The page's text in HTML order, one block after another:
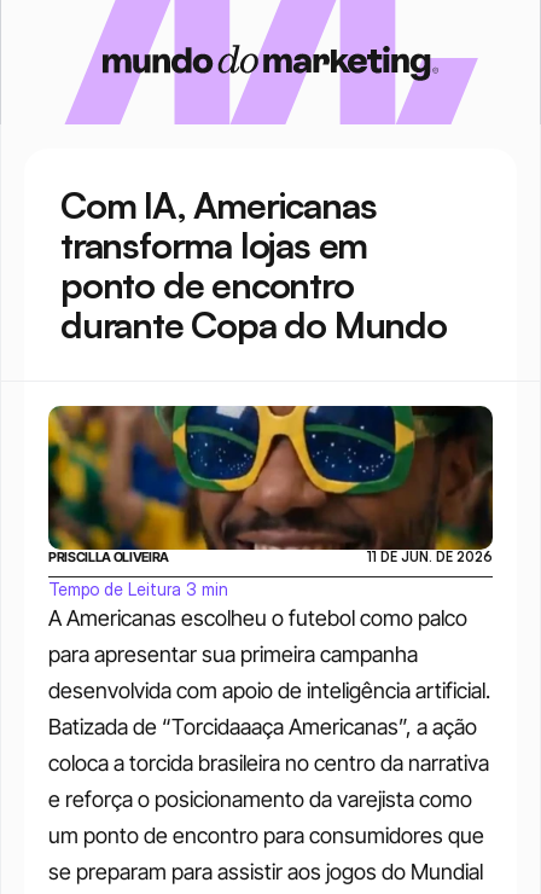
Com IA, Americanas
transforma lojas em
ponto de encontro
durante Copa do Mundo
A Americanas escolheu o futebol como palco
para apresentar sua primeira campanha
desenvolvida com apoio de inteligência artificial.
Batizada de “Torcidaaaça Americanas”, a ação
coloca a torcida brasileira no centro da narrativa
e reforça o posicionamento da varejista como
um ponto de encontro para consumidores que
se preparam para assistir aos jogos do Mundial
PRISCILLA OLIVEIRA 11 DE JUN. DE 2026
Tempo de Leitura 3 min